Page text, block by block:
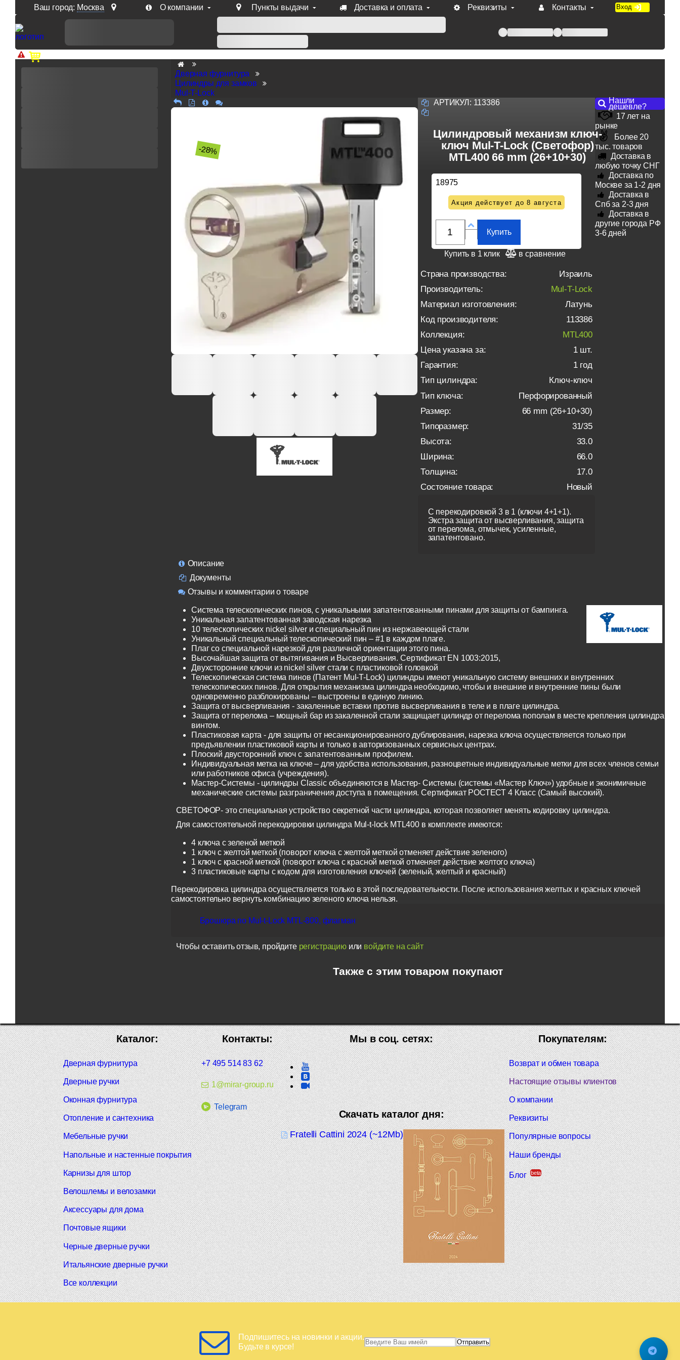
Ваш город: Москва О компании Пункты выдачи Доставка и оплата Реквизиты Контакты Вход
Доп. скидка от цен на сайте 7% при заказе от 50 тыс. руб продукции Venezia, Fratelli, Tupai, Extreza, Melodia, Forme при оплате по счету.
Дверная фурнитура
Цилиндры для замков
Mul-T-Lock
-28%
АРТИКУЛ: 113386
Цилиндровый механизм ключ-
ключ Mul-T-Lock (Светофор)
MTL400 66 mm (26+10+30)
18975
Акция действует до 8 августа
Купить
Купить в 1 клик в сравнение
Страна производства:
Израиль
Производитель:
Mul-T-Lock
Материал изготовления:
Латунь
Код производителя:
113386
Коллекция:
MTL400
Цена указана за:
1 шт.
Гарантия:
1 год
Тип цилиндра:
Ключ-ключ
Тип ключа:
Перфорированный
Размер:
66 mm (26+10+30)
Типоразмер:
31/35
Высота:
33.0
Ширина:
66.0
Толщина:
17.0
Состояние товара:
Новый
С перекодировкой 3 в 1 (ключи 4+1+1).
Экстра защита от высверливания, защита
от перелома, отмычек, усиленные,
запатентовано.
Нашли
дешевле?
17 лет на
рынке
Более 20
тыс. товаров
Доставка в
любую точку СНГ
Доставка по
Москве за 1-2 дня
Доставка в
Спб за 2-3 дня
Доставка в
другие города РФ
3-6 дней
Описание
Документы
Отзывы и комментарии о товаре
Система телескопических пинов, с уникальными запатентованными пинами для защиты от бампинга.
Уникальная запатентованная заводская нарезка
10 телескопических nickel silver и специальный пин из нержавеющей стали
Уникальный специальный телескопический пин – #1 в каждом плаге.
Плаг со специальной нарезкой для различной ориентации этого пина.
Высочайшая защита от вытягивания и Высверливания. Сертификат EN 1003:2015,
Двухсторонние ключи из nickel silver стали с пластиковой головкой
Телескопическая система пинов (Патент Mul-T-Lock) цилиндры имеют уникальную систему внешних и внутренних
телескопических пинов. Для открытия механизма цилиндра необходимо, чтобы и внешние и внутренние пины были
одновременно разблокированы – выстроены в единую линию.
Защита от высверливания - закаленные вставки против высверливания в теле и в плаге цилиндра.
Защита от перелома – мощный бар из закаленной стали защищает цилиндр от перелома пополам в месте крепления цилиндра
винтом.
Пластиковая карта - для защиты от несанкционированного дублирования, нарезка ключа осуществляется только при
предъявлении пластиковой карты и только в авторизованных сервисных центрах.
Плоский двусторонний ключ с запатентованным профилем.
Индивидуальная метка на ключе – для удобства использования, разноцветные индивидуальные метки для всех членов семьи
или работников офиса (учреждения).
Мастер-Системы - цилиндры Classic объединяются в Мастер- Системы (системы «Мастер Ключ») удобные и эконимичные
механические системы разграничения доступа в помещения. Сертификат РОСТЕСТ 4 Класс (Самый высокий).
СВЕТОФОР- это специальная устройство секретной части цилиндра, которая позволяет менять кодировку цилиндра.
Для самостоятельной перекодировки цилиндра Mul-t-lock MTL400 в комплекте имеются:
4 ключа с зеленой меткой
1 ключ с желтой меткой (поворот ключа с желтой меткой отменяет действие зеленого)
1 ключ с красной меткой (поворот ключа с красной меткой отменяет действие желтого ключа)
3 пластиковые карты с кодом для изготовления ключей (зеленый, желтый и красный)
Перекодировка цилиндра осуществляется только в этой последовательности. После использования желтых и красных ключей
самостоятельно вернуть комбинацию зеленого ключа нельзя.
Брошюра по Mul-t-Lock MTL-800, флагман
Чтобы оставить отзыв, пройдите регистрациюили войдите на сайт
Также с этим товаром покупают
Покупателям:
Возврат и обмен товара
Настоящие отзывы клиентов
О компании
Реквизиты
Популярные вопросы
Наши бренды
Блог beta
Мы в соц. сетях:
Скачать каталог дня:
Fratelli Cattini 2024 (~12Mb)
Контакты:
+7 495 514 83 62
1@mirar-group.ru
Telegram
Каталог:
Дверная фурнитура
Дверные ручки
Оконная фурнитура
Отопление и сантехника
Мебельные ручки
Напольные и настенные покрытия
Карнизы для штор
Велошлемы и велозамки
Аксессуары для дома
Почтовые ящики
Черные дверные ручки
Итальянские дверные ручки
Все коллекции
Подпишитесь на новинки и акции.
Будьте в курсе!